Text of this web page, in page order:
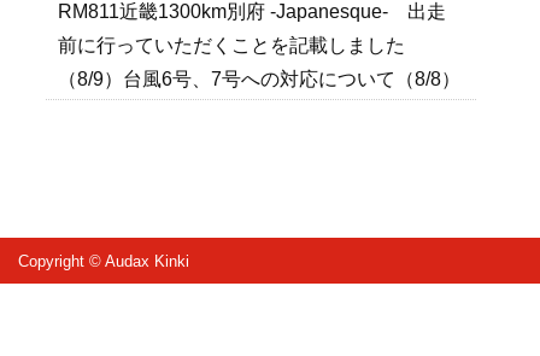
RM811近畿1300km別府 -Japanesque- 出走
前に行っていただくことを記載しました
（8/9）台風6号、7号への対応について（8/8）
Copyright © Audax Kinki